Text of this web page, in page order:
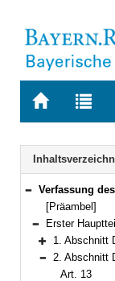
Zur
Zur
Bereich
Verfassung des Freistaates Bayern
[Präambel]
Bereich
Erster
Bereich
1. Abschnitt
Bereich
2. Abschnitt
Art. 13